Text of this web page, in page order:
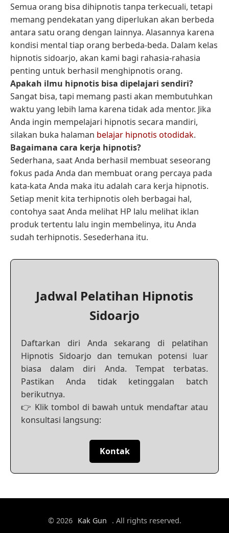
Semua orang bisa dihipnotis tanpa terkecuali, tetapi
memang pendekatan yang diperlukan akan berbeda
antara satu orang dengan lainnya. Alasannya karena
kondisi mental tiap orang berbeda-beda. Dalam kelas
hipnotis sidoarjo, akan kami bagi rahasia-rahasia
penting untuk berhasil menghipnotis orang.
Apakah ilmu hipnotis bisa dipelajari sendiri?
Sangat bisa, tapi memang pasti akan membutuhkan
waktu yang lebih lama karena tidak ada mentor. Jika
Anda ingin mempelajari hipnotis secara mandiri,
silakan buka halaman belajar hipnotis otodidak.
Bagaimana cara kerja hipnotis?
Sederhana, saat Anda berhasil membuat seseorang
fokus pada Anda dan membuat orang percaya pada
kata-kata Anda maka itu adalah cara kerja hipnotis.
Setiap menit kita terhipnotis oleh berbagai hal,
contohya saat Anda melihat HP lalu melihat iklan
produk tertentu lalu ingin membelinya, itu Anda
sudah terhipnotis. Sesederhana itu.
Jadwal Pelatihan Hipnotis
Sidoarjo
Daftarkan diri Anda sekarang di pelatihan
Hipnotis Sidoarjo dan temukan potensi luar
biasa dalam diri Anda. Tempat terbatas.
Pastikan Anda tidak ketinggalan batch
berikutnya.
👉 Klik tombol di bawah untuk mendaftar atau
konsultasi langsung:
Kontak
© 2026 Kak Gun . All rights reserved.